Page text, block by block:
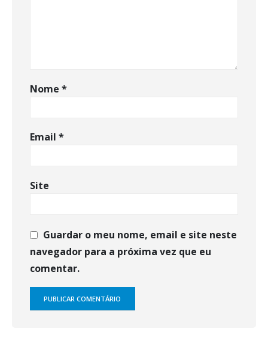
Nome *
Email *
Site
Guardar o meu nome, email e site neste
navegador para a próxima vez que eu
comentar.